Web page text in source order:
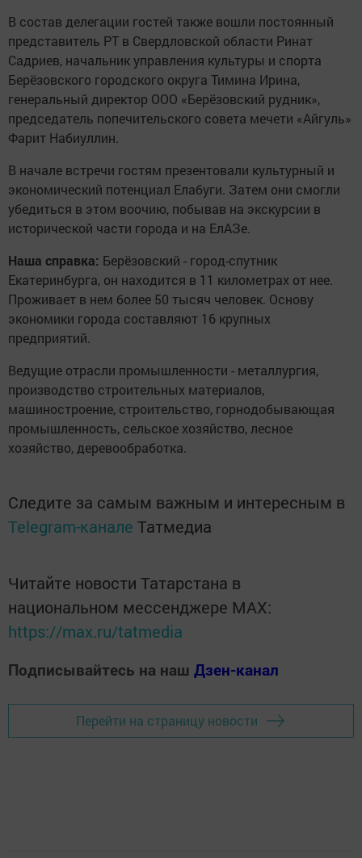
В состав делегации гостей также вошли постоянный
представитель РТ в Свердловской области Ринат
Садриев, начальник управления культуры и спорта
Берёзовского городского округа Тимина Ирина,
генеральный директор ООО «Берёзовский рудник»,
председатель попечительского совета мечети «Айгуль»
Фарит Набиуллин.
В начале встречи гостям презентовали культурный и
экономический потенциал Елабуги. Затем они смогли
убедиться в этом воочию, побывав на экскурсии в
исторической части города и на ЕлАЗе.
Наша справка: Берёзовский - город-спутник
Екатеринбурга, он находится в 11 километрах от нее.
Проживает в нем более 50 тысяч человек. Основу
экономики города составляют 16 крупных
предприятий.
Ведущие отрасли промышленности - металлургия,
производство строительных материалов,
машиностроение, строительство, горнодобывающая
промышленность, сельское хозяйство, лесное
хозяйство, деревообработка.
Следите за самым важным и интересным в
Telegram-канале Татмедиа
Читайте новости Татарстана в
национальном мессенджере MАХ:
https://max.ru/tatmedia
Подписывайтесь на наш Дзен-канал
Перейти на страницу новости